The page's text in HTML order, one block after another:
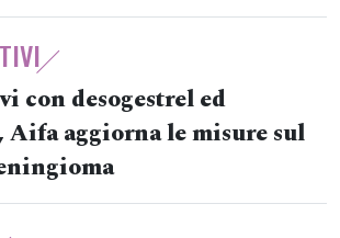
con desogestrel ed
Aifa aggiorna le misure sul